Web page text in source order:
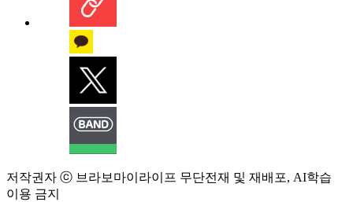
저작권자 ⓒ 브라보마이라이프 무단전재 및 재배포, AI학습
이용 금지